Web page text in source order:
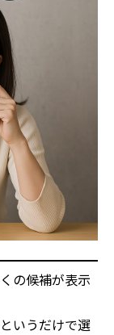
の候補が表示
いうだけで選